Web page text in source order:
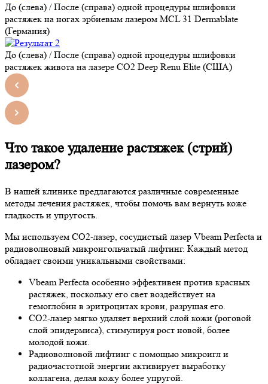
До (слева) / После (справа) одной процедуры шлифовки
растяжек на ногах эрбиевым лазером MCL 31 Dermablate
(Германия)
До (слева) / После (справа) одной процедуры шлифовки
растяжек живота на лазере CO2 Deep Renu Elite (США)
Что такое удаление растяжек (стрий)
лазером?
В нашей клинике предлагаются различные современные
методы лечения растяжек, чтобы помочь вам вернуть коже
гладкость и упругость.
Мы используем CO2-лазер, сосудистый лазер Vbeam Perfecta и
радиоволновый микроигольчатый лифтинг. Каждый метод
обладает своими уникальными свойствами:
Vbeam Perfecta особенно эффективен против красных
растяжек, поскольку его свет воздействует на
гемоглобин в эритроцитах крови, разрушая его.
CO2-лазер мягко удаляет верхний слой кожи (роговой
слой эпидермиса), стимулируя рост новой, более
молодой кожи.
Радиоволновой лифтинг с помощью микроигл и
радиочастотной энергии активирует выработку
коллагена, делая кожу более упругой.